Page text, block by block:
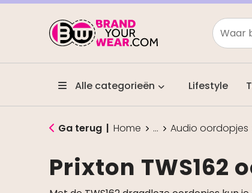
Alle categorieën Lifestyle
Ga terug | Home ... Audio oordopjes
Prixton TWS162